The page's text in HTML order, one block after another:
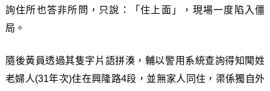
詢住所也答非所問，只說：「住上面」，現場一度陷入僵
局。
隨後黃員透過其隻字片語拼湊，輔以警用系統查詢得知聞姓
老婦人(31年次)住在興隆路4段，並無家人同住，渠係獨自外